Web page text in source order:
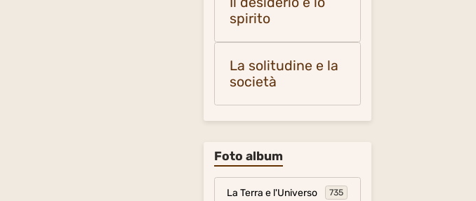
spirito
La solitudine e la
società
Foto album
La Terra e l'Universo 735